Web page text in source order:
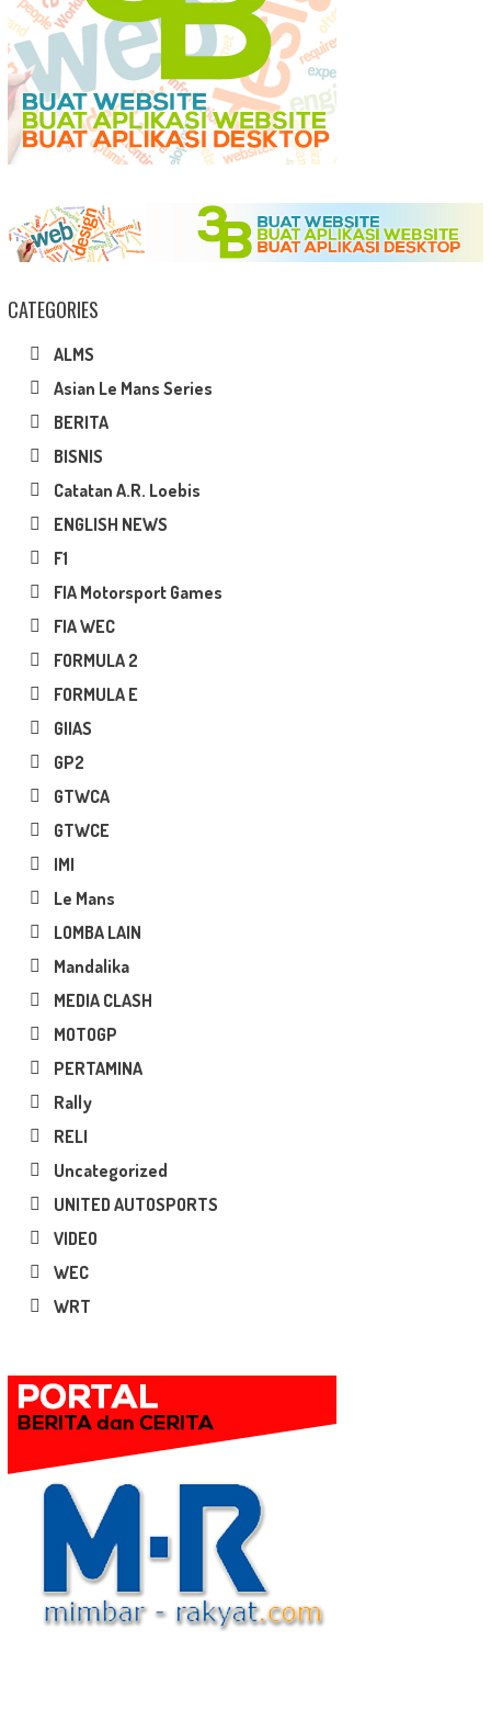
CATEGORIES
ALMS
Asian Le Mans Series
BERITA
BISNIS
Catatan A.R. Loebis
ENGLISH NEWS
F1
FIA Motorsport Games
FIA WEC
FORMULA 2
FORMULA E
GIIAS
GP2
GTWCA
GTWCE
IMI
Le Mans
LOMBA LAIN
Mandalika
MEDIA CLASH
MOTOGP
PERTAMINA
Rally
RELI
Uncategorized
UNITED AUTOSPORTS
VIDEO
WEC
WRT